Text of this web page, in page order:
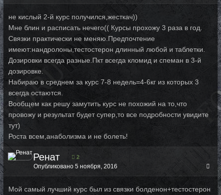
не кислый 2-й курс получился,жесткач))
Мне блин и расписать нечего(( Курсы прохожу 3 раза в год.
Связки практически не меняю.Предпочтение
имеют:нандролоны,тестостерон длинный любой и таблетки.
Дозировки всегда разные.Пкт всегда кломид и спеман в 3-й
дозировке.
Набираю в среднем за курс 7-8 недель=4-6кг из которых 3
всегда остаются.
Вообщем как решу замутить курс не похожий на то,что
провожу и результат будет супер,то все подробности увидите
тут)
Роста всем,анаболизма и не болеть!
Ренат 2
Опубликовано 5 ноября, 2016
Мой самый лучший курс был из связки болденон+тестостерон